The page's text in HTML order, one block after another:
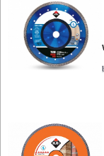
MASZYNY
NARZĘDZIA
OBRÓBKA
DREWNA